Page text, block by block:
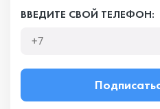
ВВЕДИТЕ СВОЙ ТЕЛЕФОН: